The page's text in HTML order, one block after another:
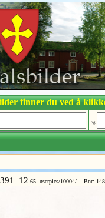
finner du ved å
og
12 65 userpics/10004/ Bnr: